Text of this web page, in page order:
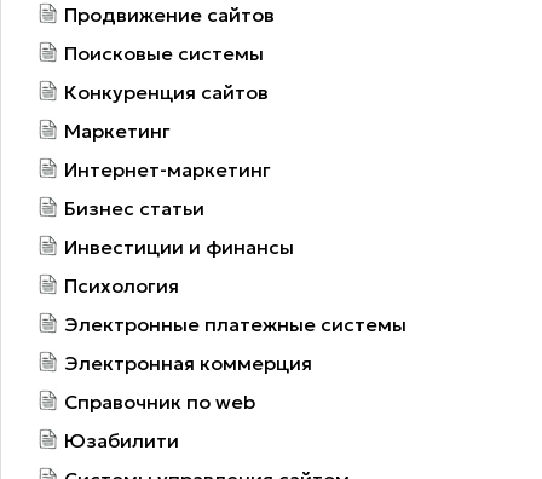
Продвижение сайтов
Поисковые системы
Конкуренция сайтов
Маркетинг
Интернет-маркетинг
Бизнес статьи
Инвестиции и финансы
Психология
Электронные платежные системы
Электронная коммерция
Справочник по web
Юзабилити